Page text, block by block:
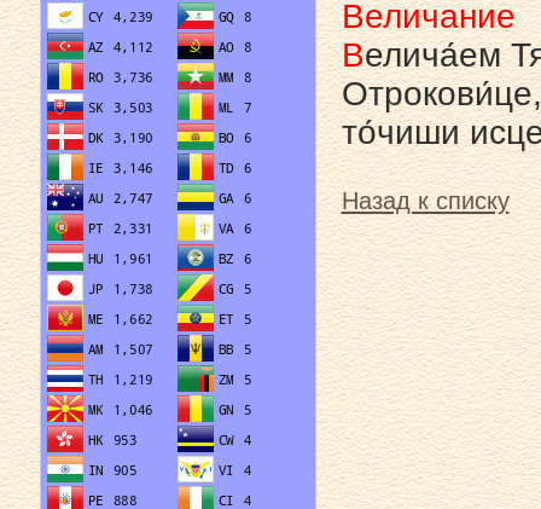
Величание
Велича́ем
то́чиши
Назад к списку